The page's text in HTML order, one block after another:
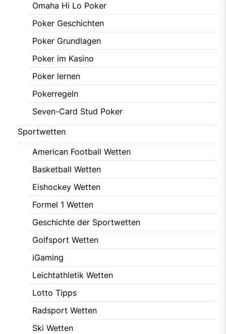
Omaha Hi Lo Poker
Poker Geschichten
Poker Grundlagen
Poker im Kasino
Poker lernen
Pokerregeln
Seven-Card Stud Poker
Sportwetten
American Football Wetten
Basketball Wetten
Eishockey Wetten
Formel 1 Wetten
Geschichte der Sportwetten
Golfsport Wetten
iGaming
Leichtathletik Wetten
Lotto Tipps
Radsport Wetten
Ski Wetten